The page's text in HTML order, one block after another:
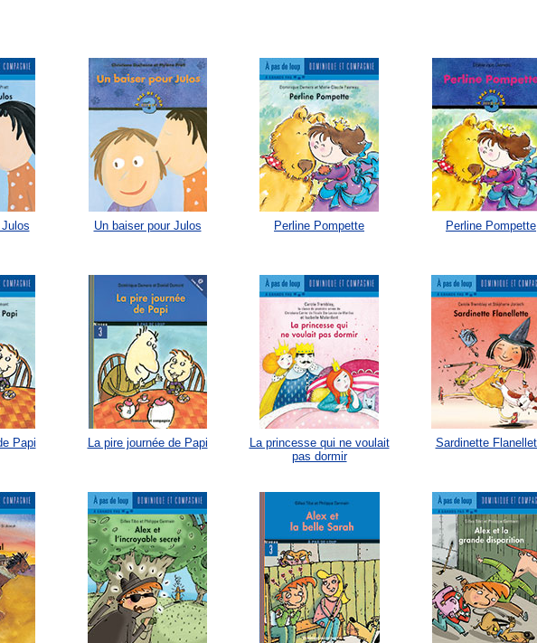
Un baiser pour Julos Perline Pompette Perline Pompette
Papi La pire journée de Papi
La princesse qui ne voulait
pas dormir
Sardinette